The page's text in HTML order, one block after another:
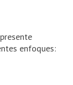
enfoques: